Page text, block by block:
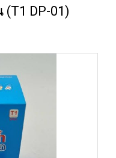
DP-01)